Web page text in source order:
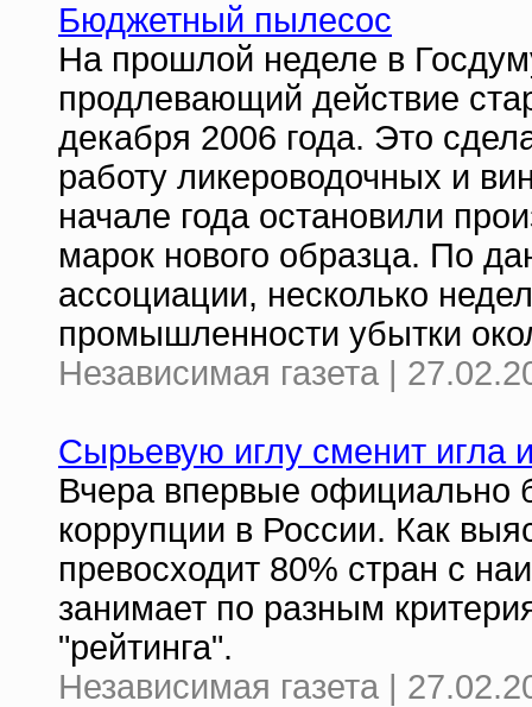
Бюджетный пылесос
На прошлой неделе в
продлевающий действие
декабря 2006 года. Это
работу ликероводочных и
начале года остановили
марок нового образца. По
ассоциации, несколько
промышленности убытки
Независимая газета |
Сырьевую иглу сменит игла
Вчера впервые официально
коррупции в России. Как
превосходит 80% стран с
занимает по разным
"рейтинга".
Независимая газета |